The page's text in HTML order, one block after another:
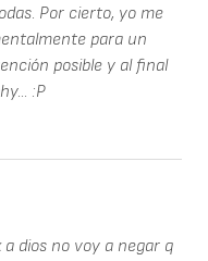
Por cierto, yo me
para un
posible y al final
:P
dios no voy a negar q